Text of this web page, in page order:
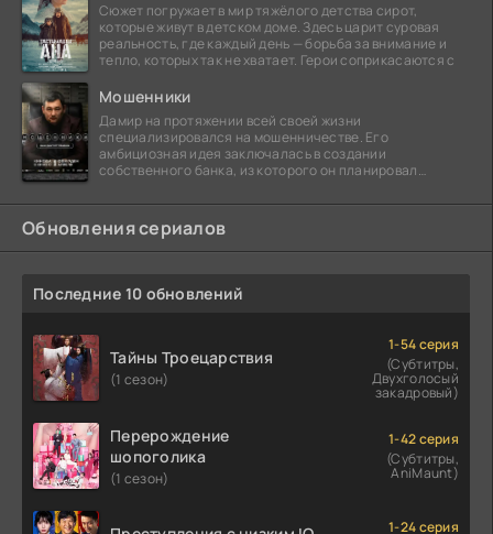
Сюжет погружает в мир тяжёлого детства сирот,
которые живут в детском доме. Здесь царит суровая
реальность, где каждый день — борьба за внимание и
тепло, которых так не хватает. Герои соприкасаются с
Мошенники
Дамир на протяжении всей своей жизни
специализировался на мошенничестве. Его
амбициозная идея заключалась в создании
собственного банка, из которого он планировал
Обновления сериалов
Последние 10 обновлений
Тайны Троецарствия
(1 сезон)
1-54 серия
(Субтитры,
Двухголосый
закадровый)
Перерождение
шопоголика
(1 сезон)
1-42 серия
(Субтитры,
AniMaunt)
1-24 серия